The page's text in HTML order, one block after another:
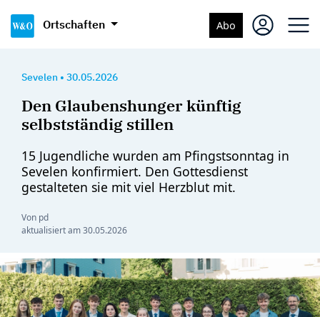
Ortschaften Abo
Sevelen • 30.05.2026
Den Glaubenshunger künftig
selbstständig stillen
15 Jugendliche wurden am Pfingstsonntag in
Sevelen konfirmiert. Den Gottesdienst
gestalteten sie mit viel Herzblut mit.
Von pd
aktualisiert am30.05.2026